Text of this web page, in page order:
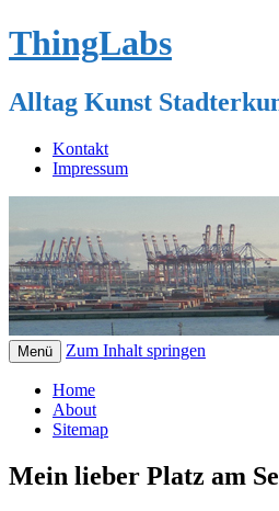
ThingLabs
Alltag Kunst
Kontakt
Impressum
Menü Zum Inhalt springen
Home
About
Sitemap
Mein lieber Platz am